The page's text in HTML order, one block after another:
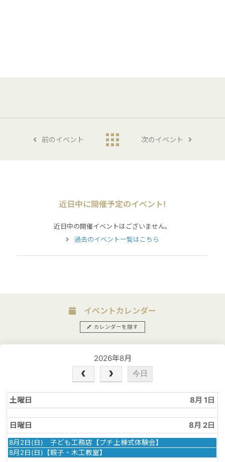
前のイベント 次のイベント
近日中に開催予定のイベント!
近日中の開催イベントはございません。
過去のイベント一覧はこちら
イベントカレンダー
カレンダーを隠す
2026年8月
今日
土曜日 8月 1
日曜日 8月 2
日
曜
日,
8月2日(日) 子ども工務店【プチ上棟式体験会】
日
曜
8月2日(日)【親子・木工教室】